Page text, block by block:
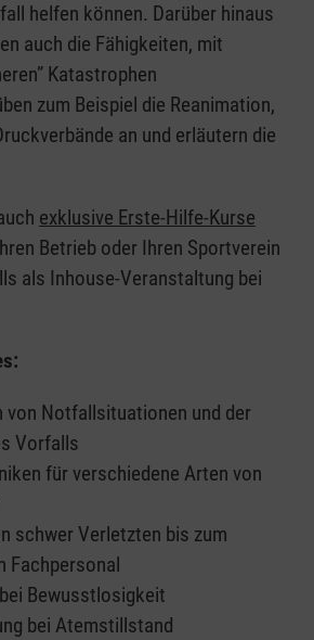
helfen können. Darüber hinaus
auch die Fähigkeiten, mit
Katastrophen
zum Beispiel die Reanimation,
an und erläutern die
exklusive Erste-Hilfe-Kurse
Betrieb oder Ihren Sportverein
als Inhouse-Veranstaltung bei
von Notfallsituationen und der
Vorfalls
für verschiedene Arten von
schwer Verletzten bis zum
Fachpersonal
Bewusstlosigkeit
bei Atemstillstand